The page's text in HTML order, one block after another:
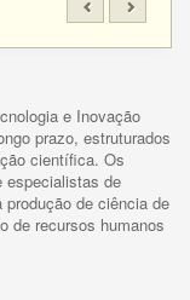
e Inovação
prazo, estruturados
científica. Os
especialistas de
de ciência de
de recursos humanos